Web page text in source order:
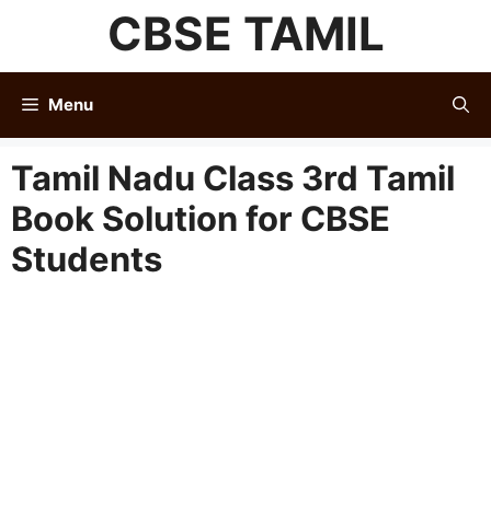
content
CBSE TAMIL
Menu
Tamil Nadu Class 3rd Tamil
Book Solution for CBSE
Students